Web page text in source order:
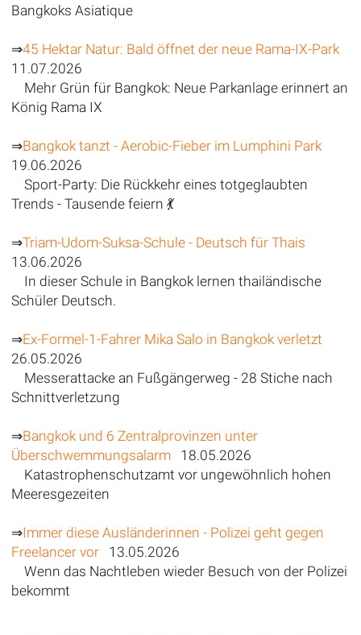
Bangkoks Asiatique
⇒45 Hektar Natur: Bald öffnet der neue Rama-IX-Park
11.07.2026
Mehr Grün für Bangkok: Neue Parkanlage erinnert an
König Rama IX
⇒Bangkok tanzt - Aerobic-Fieber im Lumphini Park
19.06.2026
Sport-Party: Die Rückkehr eines totgeglaubten
Trends - Tausende feiern 💃
⇒Triam-Udom-Suksa-Schule - Deutsch für Thais
13.06.2026
In dieser Schule in Bangkok lernen thailändische
Schüler Deutsch.
⇒Ex-Formel-1-Fahrer Mika Salo in Bangkok verletzt
26.05.2026
Messerattacke an Fußgängerweg - 28 Stiche nach
Schnittverletzung
⇒Bangkok und 6 Zentralprovinzen unter
Überschwemmungsalarm18.05.2026
Katastrophenschutzamt vor ungewöhnlich hohen
Meeresgezeiten
⇒Immer diese Ausländerinnen - Polizei geht gegen
Freelancer vor13.05.2026
Wenn das Nachtleben wieder Besuch von der Polizei
bekommt